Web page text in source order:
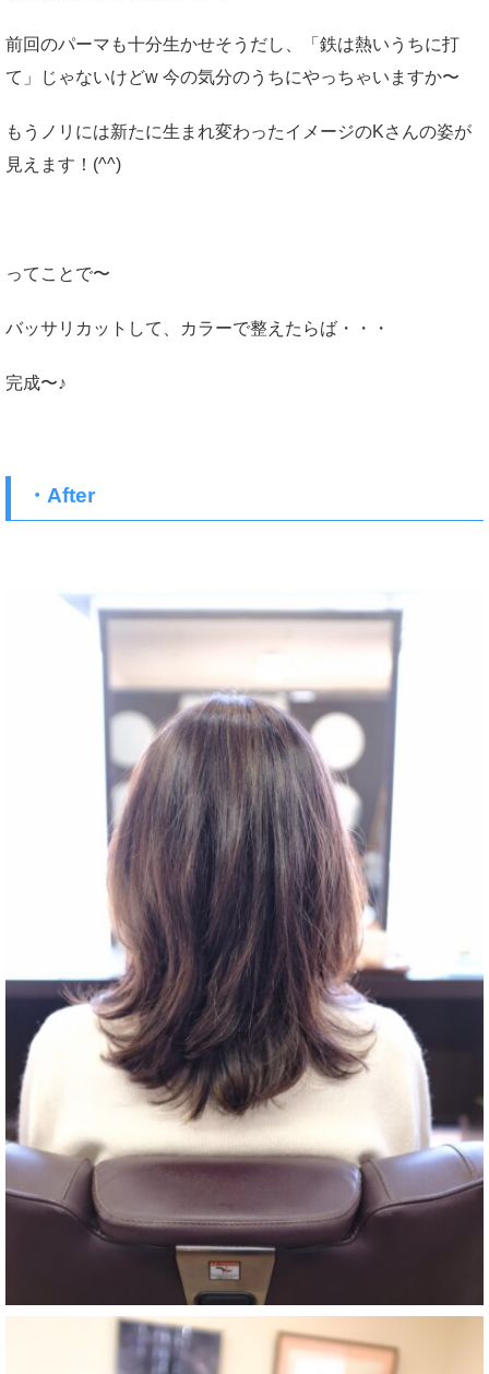
前回のパーマも十分生かせそうだし、「鉄は熱いうちに打
て」じゃないけどw 今の気分のうちにやっちゃいますか〜
もうノリには新たに生まれ変わったイメージのKさんの姿が
見えます！(^^)
ってことで〜
バッサリカットして、カラーで整えたらば・・・
完成〜♪
・After